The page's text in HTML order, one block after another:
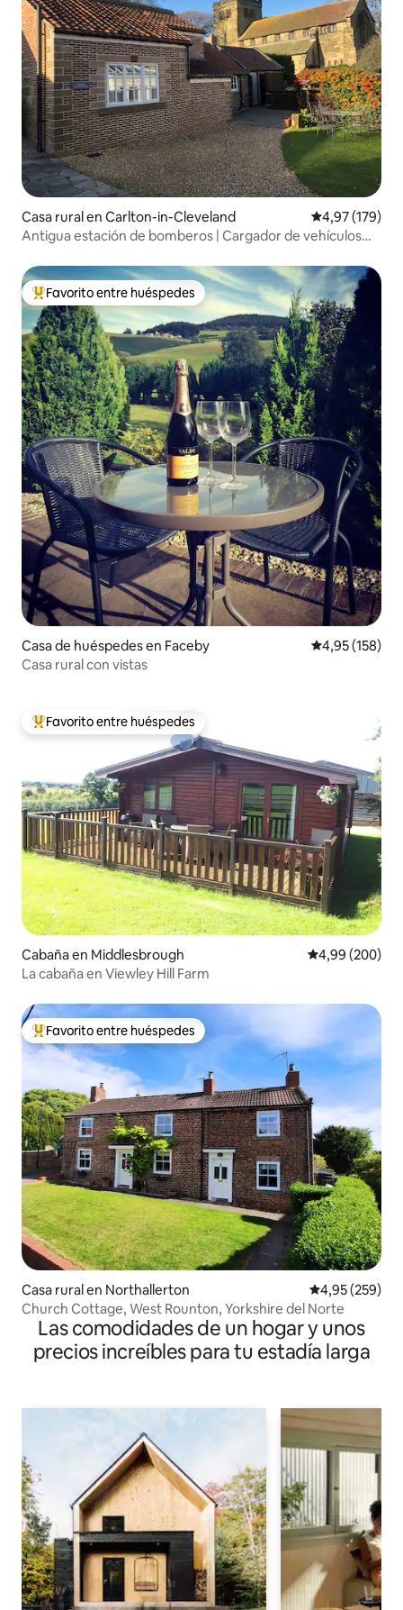
Casa rural en Carlton-in-Cleveland Calificación
4,97 (179)
Antigua estación de bomberos | Cargador de vehículos
Favorito entre los huéspedes más destacados
Favorito entre huéspedes
Casa de huéspedes en Faceby Calificación
4,95 (158)
Casa rural con vistas
Favorito entre los huéspedes más destacados
Favorito entre huéspedes
Cabaña en Middlesbrough Calificación
4,99 (200)
La cabaña en Viewley Hill Farm
Favorito entre los huéspedes más destacados
Favorito entre huéspedes
Casa rural en Northallerton Calificación
4,95 (259)
Church Cottage, West Rounton, Yorkshire del Norte
Las comodidades de un hogar y unos
precios increíbles para tu estadía larga